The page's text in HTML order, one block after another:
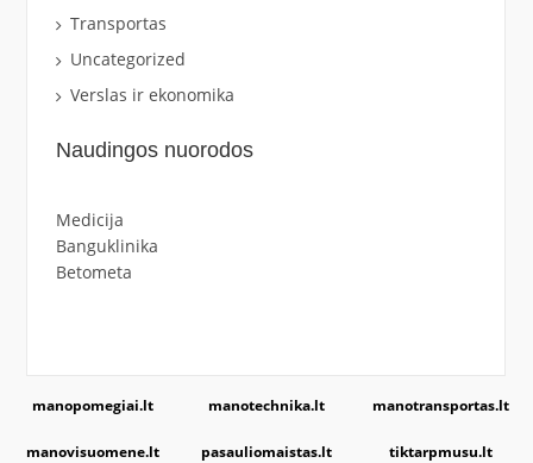
Transportas
Uncategorized
Verslas ir ekonomika
Naudingos nuorodos
Medicija
Banguklinika
Betometa
manopomegiai.lt manotechnika.lt manotransportas.lt
manovisuomene.lt pasauliomaistas.lt tiktarpmusu.lt